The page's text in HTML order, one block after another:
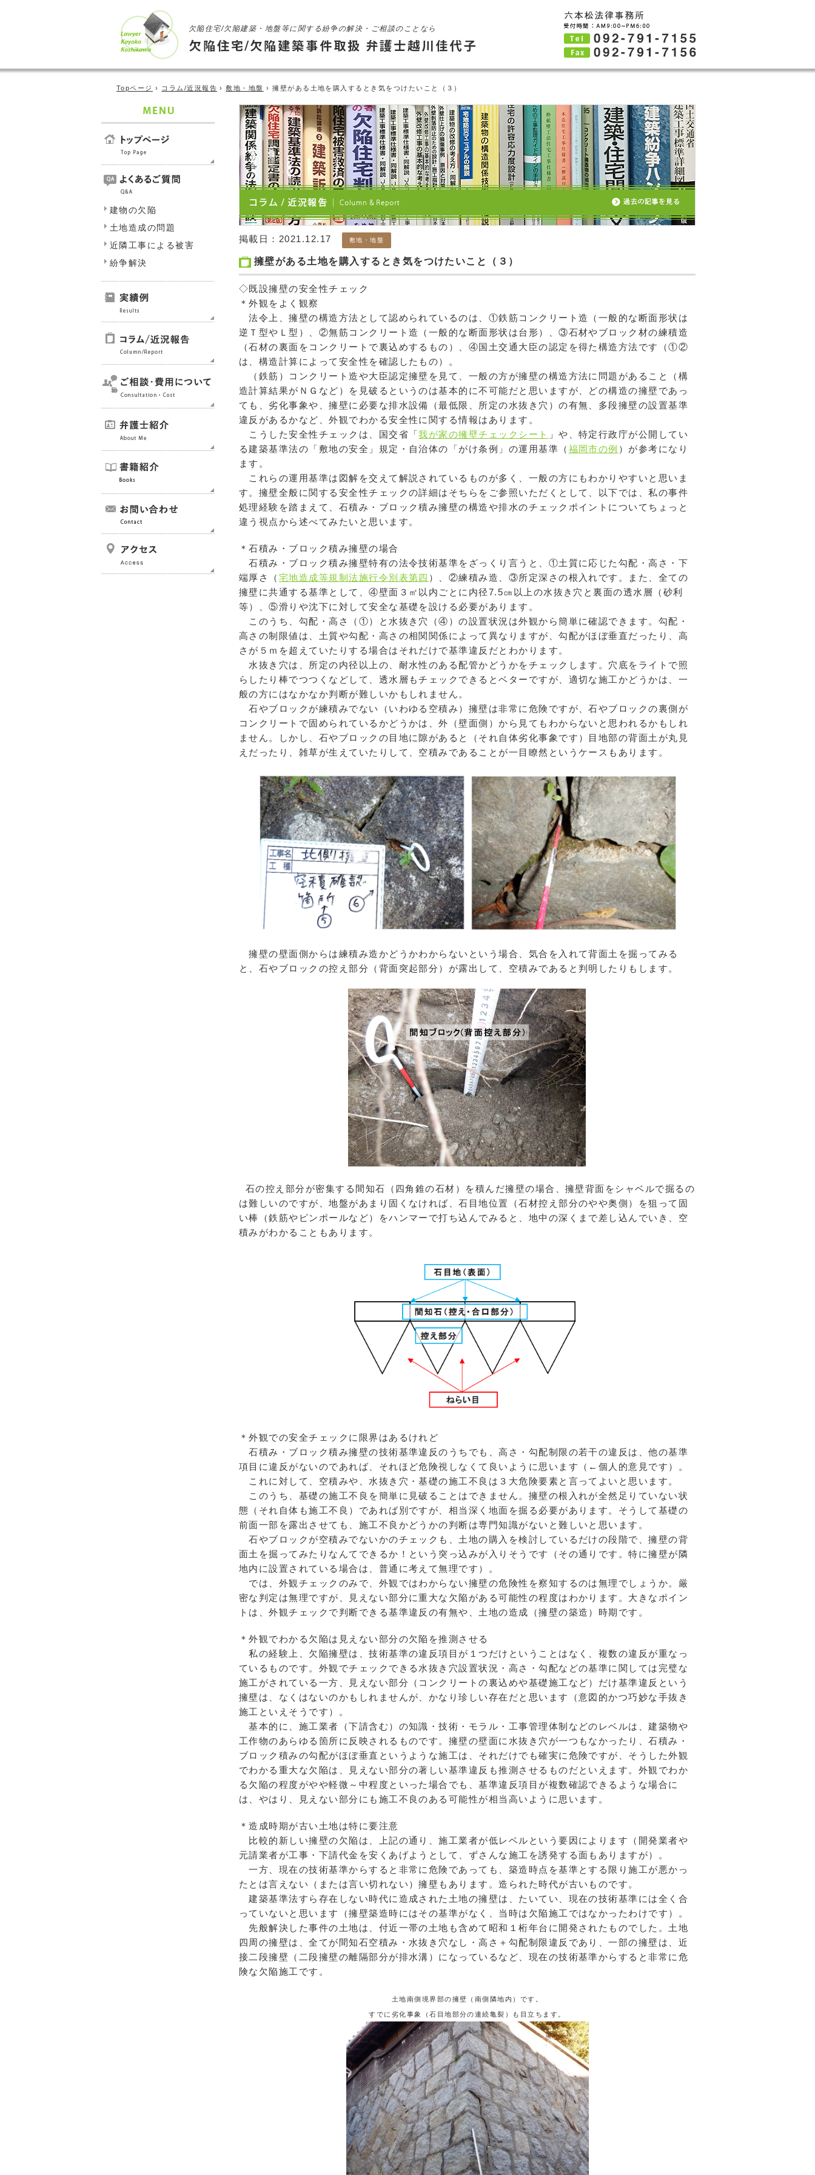
欠陥住宅/欠陥建築・地盤等に関する紛争の解決・ご相談のことなら
Topページ › コラム/近況報告 ›敷地・地盤 › 擁壁がある土地を購入するとき気をつけたいこと（３）
建物の欠陥
土地造成の問題
近隣工事による被害
紛争解決
掲載日： 2021.12.17 敷地・地盤
擁壁がある土地を購入するとき気をつけたいこと（３）
◇既設擁壁の安全性チェック
＊外観をよく観察
法令上、擁壁の構造方法として認められているのは、①鉄筋コンクリート造（一般的な断面形状は
逆Ｔ型やＬ型）、②無筋コンクリート造（一般的な断面形状は台形）、③石材やブロック材の練積造
（石材の裏面をコンクリートで裏込めするもの）、④国土交通大臣の認定を得た構造方法です（①②
は、構造計算によって安全性を確認したもの）。
（鉄筋）コンクリート造や大臣認定擁壁を見て、一般の方が擁壁の構造方法に問題があること（構
造計算結果がＮＧなど）を見破るというのは基本的に不可能だと思いますが、どの構造の擁壁であっ
ても、劣化事象や、擁壁に必要な排水設備（最低限、所定の水抜き穴）の有無、多段擁壁の設置基準
違反があるかなど、外観でわかる安全性に関する情報はあります。
こうした安全性チェックは、国交省「我が家の擁壁チェックシート
」や、特定行政庁が公開してい
る建築基準法の「敷地の安全」規定・自治体の「がけ条例」の運用基準（ 福岡市の例 ）が参考になり
ます。
これらの運用基準は図解を交えて解説されているものが多く、一般の方にもわかりやすいと思いま
す。擁壁全般に関する安全性チェックの詳細はそちらをご参照いただくとして、以下では、私の事件
処理経験を踏まえて、石積み・ブロック積み擁壁の構造や排水のチェックポイントについてちょっと
違う視点から述べてみたいと思います。
＊石積み・ブロック積み擁壁の場合
石積み・ブロック積み擁壁特有の法令技術基準をざっくり言うと、①土質に応じた勾配・高さ・下
端厚さ（ 宅地造成等規制法施行令別表第四 ）、②練積み造、③所定深さの根入れです。また、全ての
擁壁に共通する基準として、④壁面３㎡以内ごとに内径7.5㎝以上の水抜き穴と裏面の透水層（砂利
等）、⑤滑りや沈下に対して安全な基礎を設ける必要があります。
このうち、勾配・高さ（①）と水抜き穴（④）の設置状況は外観から簡単に確認できます。勾配・
高さの制限値は、土質や勾配・高さの相関関係によって異なりますが、勾配がほぼ垂直だったり、高
さが５ｍを超えていたりする場合はそれだけで基準違反だとわかります。
水抜き穴は、所定の内径以上の、耐水性のある配管かどうかをチェックします。穴底をライトで照
らしたり棒でつつくなどして、透水層もチェックできるとベターですが、適切な施工かどうかは、一
般の方にはなかなか判断が難しいかもしれません。
石やブロックが練積みでない（いわゆる空積み）擁壁は非常に危険ですが、石やブロックの裏側が
コンクリートで固められているかどうかは、外（壁面側）から見てもわからないと思われるかもしれ
ません。しかし、石やブロックの目地に隙があると（それ自体劣化事象です）目地部の背面土が丸見
えだったり、雑草が生えていたりして、空積みであることが一目瞭然というケースもあります。
擁壁の壁面側からは練積み造かどうかわからないという場合、気合を入れて背面土を掘ってみる
と、石やブロックの控え部分（背面突起部分）が露出して、空積みであると判明したりもします。
石の控え部分が密集する間知石（四角錐の石材）を積んだ擁壁の場合、擁壁背面をシャベルで掘るの
は難しいのですが、地盤があまり固くなければ、石目地位置（石材控え部分のやや奥側）を狙って固
い棒（鉄筋やピンポールなど）をハンマーで打ち込んでみると、地中の深くまで差し込んでいき、空
積みがわかることもあります。
＊外観での安全チェックに限界はあるけれど
石積み・ブロック積み擁壁の技術基準違反のうちでも、高さ・勾配制限の若干の違反は、他の基準
項目に違反がないのであれば、それほど危険視しなくて良いように思います（←個人的意見です）。
これに対して、空積みや、水抜き穴・基礎の施工不良は３大危険要素と言ってよいと思います。
このうち、基礎の施工不良を簡単に見破ることはできません。擁壁の根入れが全然足りていない状
態（それ自体も施工不良）であれば別ですが、相当深く地面を掘る必要があります。そうして基礎の
前面一部を露出させても、施工不良かどうかの判断は専門知識がないと難しいと思います。
石やブロックが空積みでないかのチェックも、土地の購入を検討しているだけの段階で、擁壁の背
面土を掘ってみたりなんてできるか！という突っ込みが入りそうです（その通りです。特に擁壁が隣
地内に設置されている場合は、普通に考えて無理です）。
では、外観チェックのみで、外観ではわからない擁壁の危険性を察知するのは無理でしょうか。厳
密な判定は無理ですが、見えない部分に重大な欠陥がある可能性の程度はわかります。大きなポイン
トは、外観チェックで判断できる基準違反の有無や、土地の造成（擁壁の築造）時期です。
＊外観でわかる欠陥は見えない部分の欠陥を推測させる
私の経験上、欠陥擁壁は、技術基準の違反項目が１つだけということはなく、複数の違反が重なっ
ているものです。外観でチェックできる水抜き穴設置状況・高さ・勾配などの基準に関しては完璧な
施工がされている一方、見えない部分（コンクリートの裏込めや基礎施工など）だけ基準違反という
擁壁は、なくはないのかもしれませんが、かなり珍しい存在だと思います（意図的かつ巧妙な手抜き
施工といえそうです）。
基本的に、施工業者（下請含む）の知識・技術・モラル・工事管理体制などのレベルは、建築物や
工作物のあらゆる箇所に反映されるものです。擁壁の壁面に水抜き穴が一つもなかったり、石積み・
ブロック積みの勾配がほぼ垂直というような施工は、それだけでも確実に危険ですが、そうした外観
でわかる重大な欠陥は、見えない部分の著しい基準違反も推測させるものだといえます。外観でわか
る欠陥の程度がやや軽微～中程度といった場合でも、基準違反項目が複数確認できるような場合に
は、やはり、見えない部分にも施工不良のある可能性が相当高いように思います。
＊造成時期が古い土地は特に要注意
比較的新しい擁壁の欠陥は、上記の通り、施工業者が低レベルという要因によります（開発業者や
元請業者が工事・下請代金を安くあげようとして、ずさんな施工を誘発する面もありますが）。
一方、現在の技術基準からすると非常に危険であっても、築造時点を基準とする限り施工が悪かっ
たとは言えない（または言い切れない）擁壁もあります。造られた時代が古いものです。
建築基準法すら存在しない時代に造成された土地の擁壁は、たいてい、現在の技術基準には全く合
っていないと思います（擁壁築造時にはその基準がなく、当時は欠陥施工ではなかったわけです）。
先般解決した事件の土地は、付近一帯の土地も含めて昭和１桁年台に開発されたものでした。土地
四周の擁壁は、全てが間知石空積み・水抜き穴なし・高さ＋勾配制限違反であり、一部の擁壁は、近
接二段擁壁（二段擁壁の離隔部分が排水溝）になっているなど、現在の技術基準からすると非常に危
険な欠陥施工です。
土地南側境界部の擁壁（南側隣地内）です。
すでに劣化事象（石目地部分の連続亀裂）も目立ちます。